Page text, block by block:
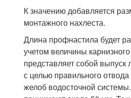
К значению добавляется
монтажного нахлеста.
Длина профнастила будет
учетом величины
представляет собой выпуск
с целью правильного
желоб водосточной